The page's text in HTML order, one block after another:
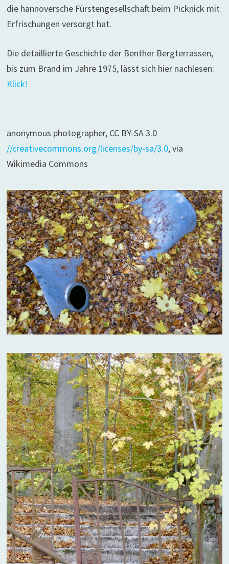
die hannoversche Fürstengesellschaft beim Picknick mit
Erfrischungen versorgt hat.
Die detaillierte Geschichte der Benther Bergterrassen,
bis zum Brand im Jahre 1975, lässt sich hier nachlesen:
Klick!
anonymous photographer, CC BY-SA 3.0
//creativecommons.org/licenses/by-sa/3.0, via
Wikimedia Commons